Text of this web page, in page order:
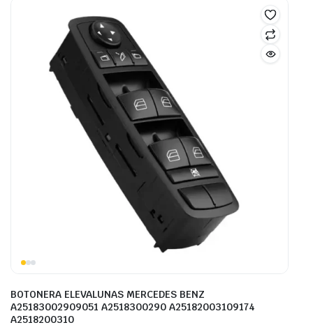
BOTONERA ELEVALUNAS MERCEDES BENZ
A25183002909051 A2518300290 A25182003109174
A2518200310